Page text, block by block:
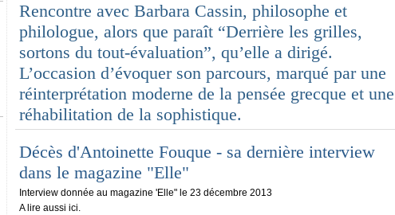
Rencontre avec Barbara Cassin, philosophe et
philologue, alors que paraît “Derrière les grilles,
sortons du tout-évaluation”, qu’elle a dirigé.
L’occasion d’évoquer son parcours, marqué par une
réinterprétation moderne de la pensée grecque et une
réhabilitation de la sophistique.
Décès d'Antoinette Fouque - sa dernière interview
dans le magazine "Elle"
Interview donnée au magazine 'Elle" le 23 décembre 2013
A lire aussi ici.